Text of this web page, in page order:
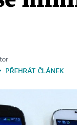
PŘEHRÁT ČLÁNEK